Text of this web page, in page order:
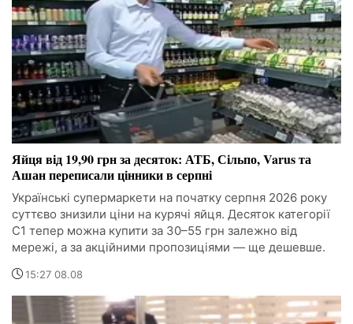
Яйця від 19,90 грн за десяток: АТБ, Сільпо, Varus та
Ашан переписали цінники в серпні
Українські супермаркети на початку серпня 2026 року
суттєво знизили ціни на курячі яйця. Десяток категорії
С1 тепер можна купити за 30–55 грн залежно від
мережі, а за акційними пропозиціями — ще дешевше.
15:27 08.08